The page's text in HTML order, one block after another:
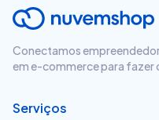
Conectamos
em e-commerce para fazer
Serviços